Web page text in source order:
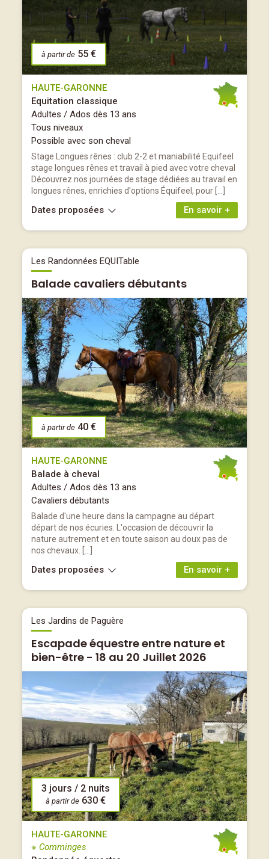
à partir de 55 €
HAUTE-GARONNE
Equitation classique
Adultes / Ados dès 13 ans
Tous niveaux
Possible avec son cheval
Stage Longues rênes : club 2-2 et maniabilité Equifeel
stage longues rênes et travail à pied avec votre cheval
Découvrez nos journées de stage dédiées au travail en
longues rênes, enrichies d'options Équifeel, pour […]
En savoir +
Dates proposées
Les Randonnées EQUITable
Balade cavaliers débutants
à partir de 40 €
HAUTE-GARONNE
Balade à cheval
Adultes / Ados dès 13 ans
Cavaliers débutants
Balade d'une heure dans la campagne au départ
départ de nos écuries. L'occasion de découvrir la
nature autrement et en toute saison au doux pas de
nos chevaux. […]
En savoir +
Dates proposées
Les Jardins de Paguère
Escapade équestre entre nature et
bien-être - 18 au 20 Juillet 2026
3 jours / 2 nuits
à partir de 630 €
HAUTE-GARONNE
※ Comminges